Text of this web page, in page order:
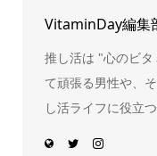
VitaminDay編集
推し活は "心のビ
て頑張る男性や、
し活ライフに役立